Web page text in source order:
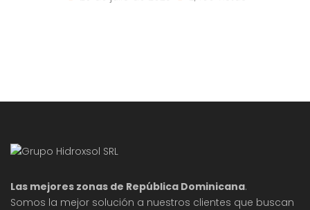
Las mejores zonas de República Dominicana.
Somos la mejor solución a nuestros clientes que buscan